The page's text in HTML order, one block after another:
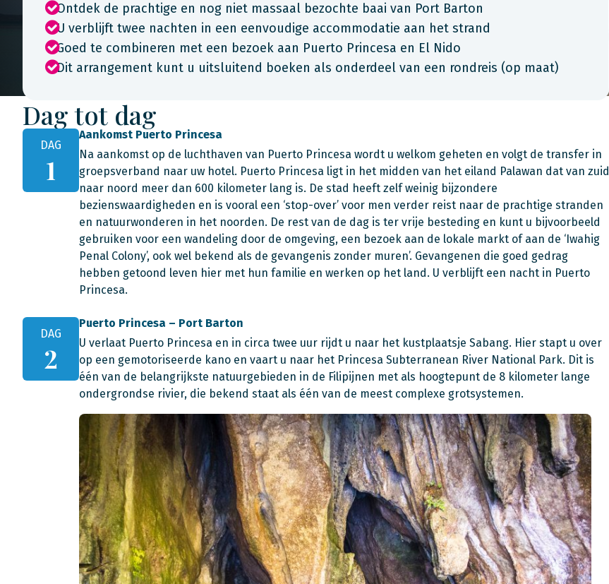
Ontdek de prachtige en nog niet massaal bezochte baai van Port Barton
U verblijft twee nachten in een eenvoudige accommodatie aan het strand
Goed te combineren met een bezoek aan Puerto Princesa en El Nido
Dit arrangement kunt u uitsluitend boeken als onderdeel van een rondreis (op maat)
Dag tot dag
DAG
1
Aankomst Puerto Princesa
Na aankomst op de luchthaven van Puerto Princesa wordt u welkom geheten en volgt de transfer in
groepsverband naar uw hotel. Puerto Princesa ligt in het midden van het eiland Palawan dat van zuid
naar noord meer dan 600 kilometer lang is. De stad heeft zelf weinig bijzondere
bezienswaardigheden en is vooral een ‘stop-over’ voor men verder reist naar de prachtige stranden
en natuurwonderen in het noorden. De rest van de dag is ter vrije besteding en kunt u bijvoorbeeld
gebruiken voor een wandeling door de omgeving, een bezoek aan de lokale markt of aan de ‘Iwahig
Penal Colony’, ook wel bekend als de gevangenis zonder muren’. Gevangenen die goed gedrag
hebben getoond leven hier met hun familie en werken op het land. U verblijft een nacht in Puerto
Princesa.
DAG
2
Puerto Princesa – Port Barton
U verlaat Puerto Princesa en in circa twee uur rijdt u naar het kustplaatsje Sabang. Hier stapt u over
op een gemotoriseerde kano en vaart u naar het Princesa Subterranean River National Park. Dit is
één van de belangrijkste natuurgebieden in de Filipijnen met als hoogtepunt de 8 kilometer lange
ondergrondse rivier, die bekend staat als één van de meest complexe grotsystemen.